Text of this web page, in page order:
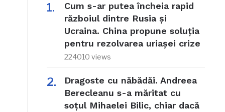
Cum s-ar putea încheia rapid
războiul dintre Rusia și
Ucraina. China propune soluția
pentru rezolvarea uriașei crize
224010 views
Dragoste cu năbădăi. Andreea
Berecleanu s-a măritat cu
soțul Mihaelei Bilic, chiar dacă